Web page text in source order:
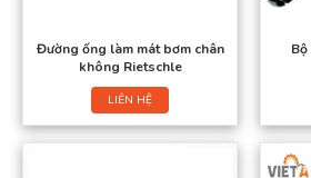
Đường ống làm mát bơm chân
không Rietschle
LIÊN HỆ